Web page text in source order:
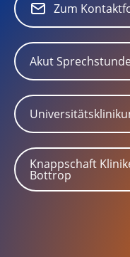
Zum
Akut
Knappschaft
Bottrop